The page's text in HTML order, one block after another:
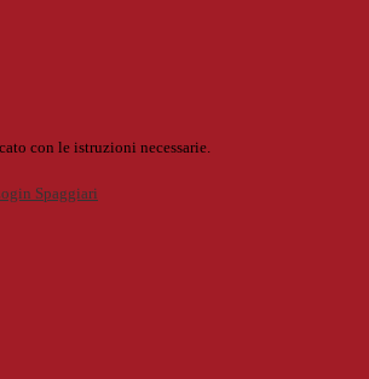
con le istruzioni necessarie.
Spaggiari